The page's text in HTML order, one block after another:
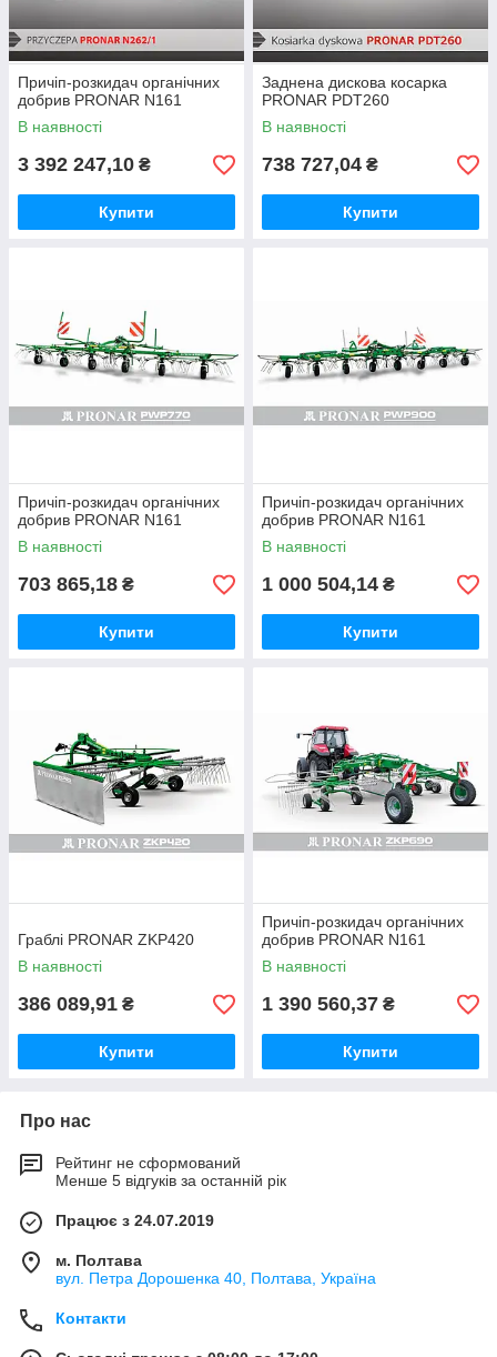
Причіп-розкидач органічних
добрив PRONAR N161
В наявності
3 392 247,10 ₴
Купити
Заднена дискова косарка
PRONAR PDT260
В наявності
738 727,04 ₴
Купити
Причіп-розкидач органічних
добрив PRONAR N161
В наявності
703 865,18 ₴
Купити
Причіп-розкидач органічних
добрив PRONAR N161
В наявності
1 000 504,14 ₴
Купити
Граблі PRONAR ZKP420
В наявності
386 089,91 ₴
Купити
Причіп-розкидач органічних
добрив PRONAR N161
В наявності
1 390 560,37 ₴
Купити
Про нас
Рейтинг не сформований
Менше 5 відгуків за останній рік
Працює з 24.07.2019
м. Полтава
вул. Петра Дорошенка 40, Полтава, Україна
Контакти